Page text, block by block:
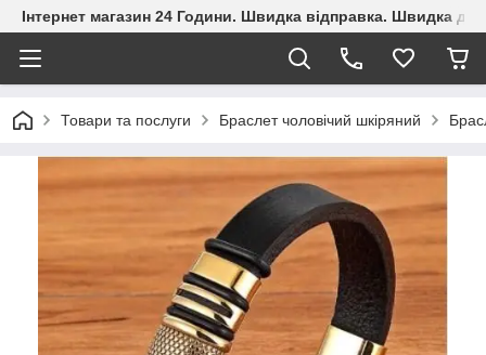
Інтернет магазин 24 Години. Швидка відправка. Швидка
Товари та послуги Браслет чоловічий шкіряний